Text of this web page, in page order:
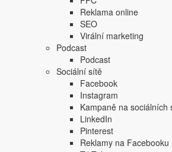
Reklama online
SEO
Virální marketing
Podcast
Podcast
Sociální sítě
Facebook
Instagram
Kampaně na sociálních
LinkedIn
Pinterest
Reklamy na Facebooku
Podobné články:
direct mail
celkový vliv proměnných
Copyright © 2004-2020 Focus Agency,
Jakékoliv publikování, přebírání nebo